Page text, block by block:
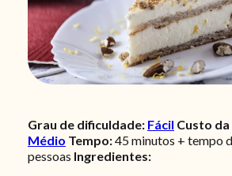
Grau de dificuldade: Fácil Custo
Médio Tempo:45 minutos + tempo
pessoas Ingredientes: